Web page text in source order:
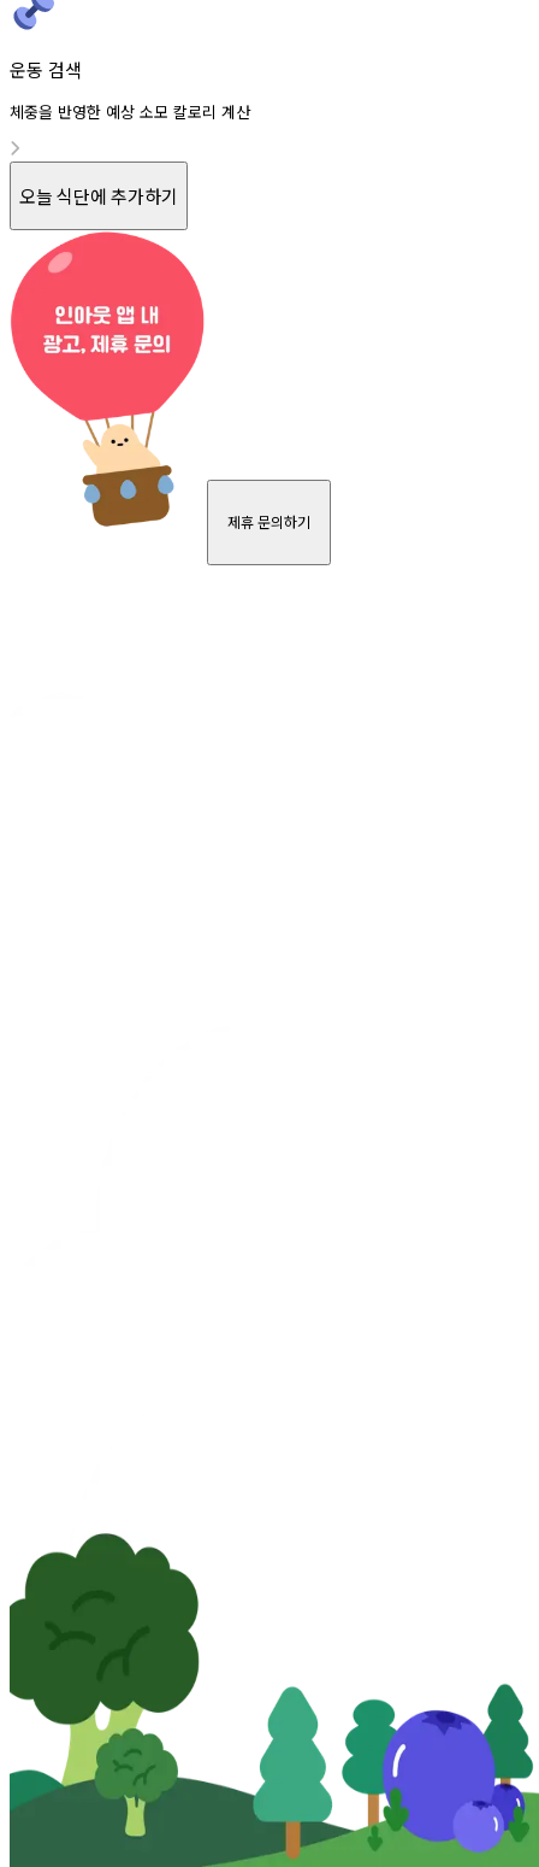
운동 검색
체중을 반영한 예상 소모 칼로리 계산
오늘 식단에 추가하기
제휴 문의하기